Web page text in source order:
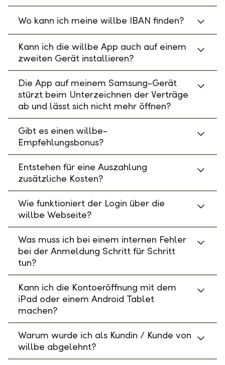
Wo kann ich meine willbe IBAN finden?
Kann ich die willbe App auch auf einem
zweiten Gerät installieren?
Die App auf meinem Samsung-Gerät
stürzt beim Unterzeichnen der Verträge
ab und lässt sich nicht mehr öffnen?
Gibt es einen willbe-
Empfehlungsbonus?
Entstehen für eine Auszahlung
zusätzliche Kosten?
Wie funktioniert der Login über die
willbe Webseite?
Was muss ich bei einem internen Fehler
bei der Anmeldung Schritt für Schritt
tun?
Kann ich die Kontoeröffnung mit dem
iPad oder einem Android Tablet
machen?
Warum wurde ich als Kundin / Kunde von
willbe abgelehnt?